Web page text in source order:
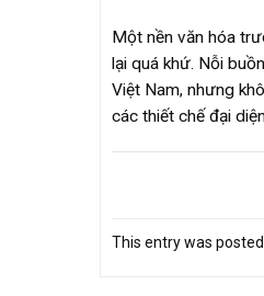
Một nền văn hóa
lại quá khứ. Nỗi
Việt Nam, nhưng
các thiết chế đại
This entry was